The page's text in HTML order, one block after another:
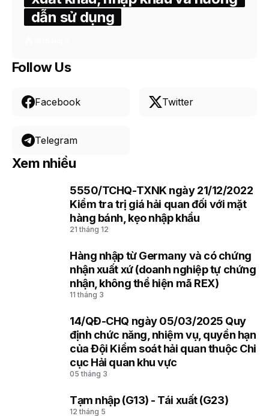
dẫn sử dụng
Follow Us
Facebook Twitter
Telegram
Xem nhiều
5550/TCHQ-TXNK ngày 21/12/2022
Kiểm tra trị giá hải quan đối với mặt
hàng bánh, kẹo nhập khẩu
21 tháng 12
Hàng nhập từ Germany và có chứng
nhận xuất xứ (doanh nghiệp tự chứng
nhận, không thể hiện mã REX)
11 tháng 3
14/QĐ-CHQ ngày 05/03/2025 Quy
định chức năng, nhiệm vụ, quyền hạn
của Đội Kiểm soát hải quan thuộc Chi
cục Hải quan khu vực
05 tháng 3
Tạm nhập (G13) - Tái xuất (G23)
12 tháng 5